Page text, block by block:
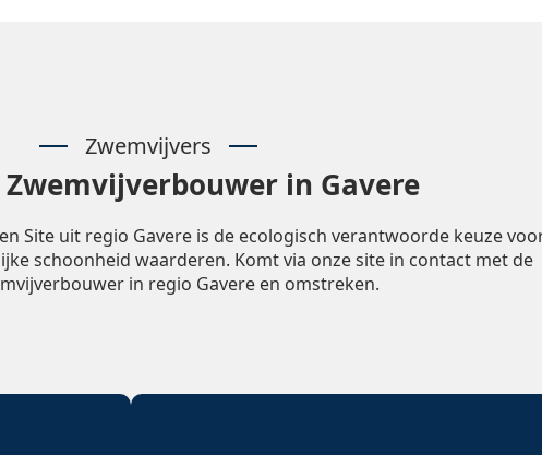
Zwemvijvers
Zwemvijverbouwer in Gavere
Site uit regio Gavere is de ecologisch verantwoorde keuze
schoonheid waarderen. Komt via onze site in contact met de
in regio Gavere en omstreken.